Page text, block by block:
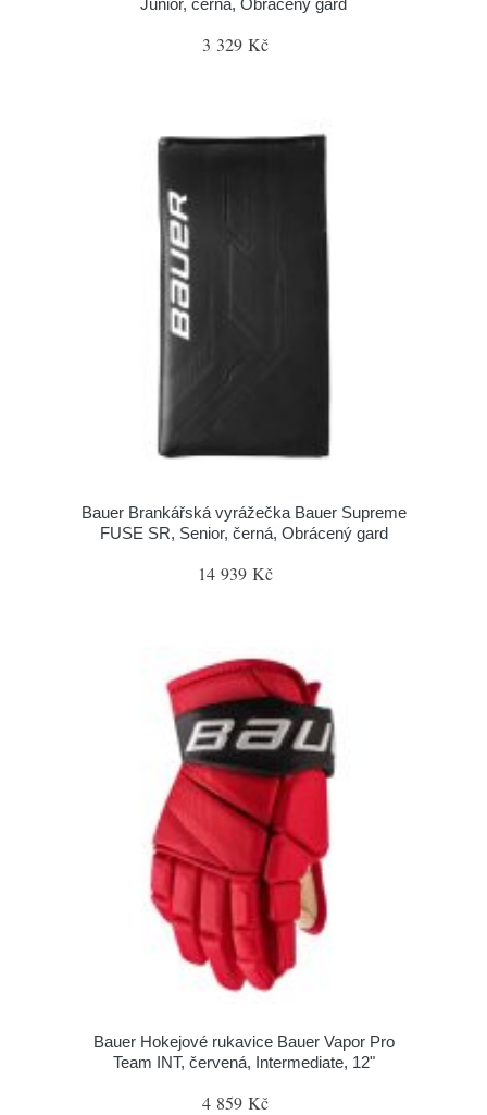
Junior, černá, Obrácený gard
3 329 Kč
Bauer Brankářská vyrážečka Bauer Supreme
FUSE SR, Senior, černá, Obrácený gard
14 939 Kč
Bauer Hokejové rukavice Bauer Vapor Pro
Team INT, červená, Intermediate, 12"
4 859 Kč